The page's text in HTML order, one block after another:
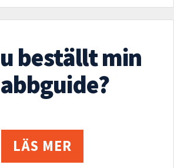
beställt min
LÄS MER